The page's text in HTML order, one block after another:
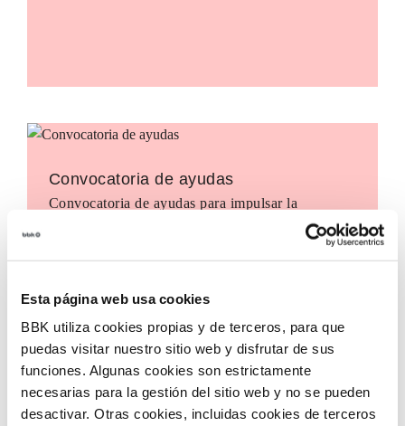
Esta página web usa cookies
BBK utiliza cookies propias y de terceros, para que
puedas visitar nuestro sitio web y disfrutar de sus
funciones. Algunas cookies son estrictamente
necesarias para la gestión del sitio web y no se pueden
desactivar. Otras cookies, incluidas cookies de terceros
Convocatoria de ayudas
Convocatoria de ayudas para impulsar la
incorporación de tecnologías innovadoras en
territorio.